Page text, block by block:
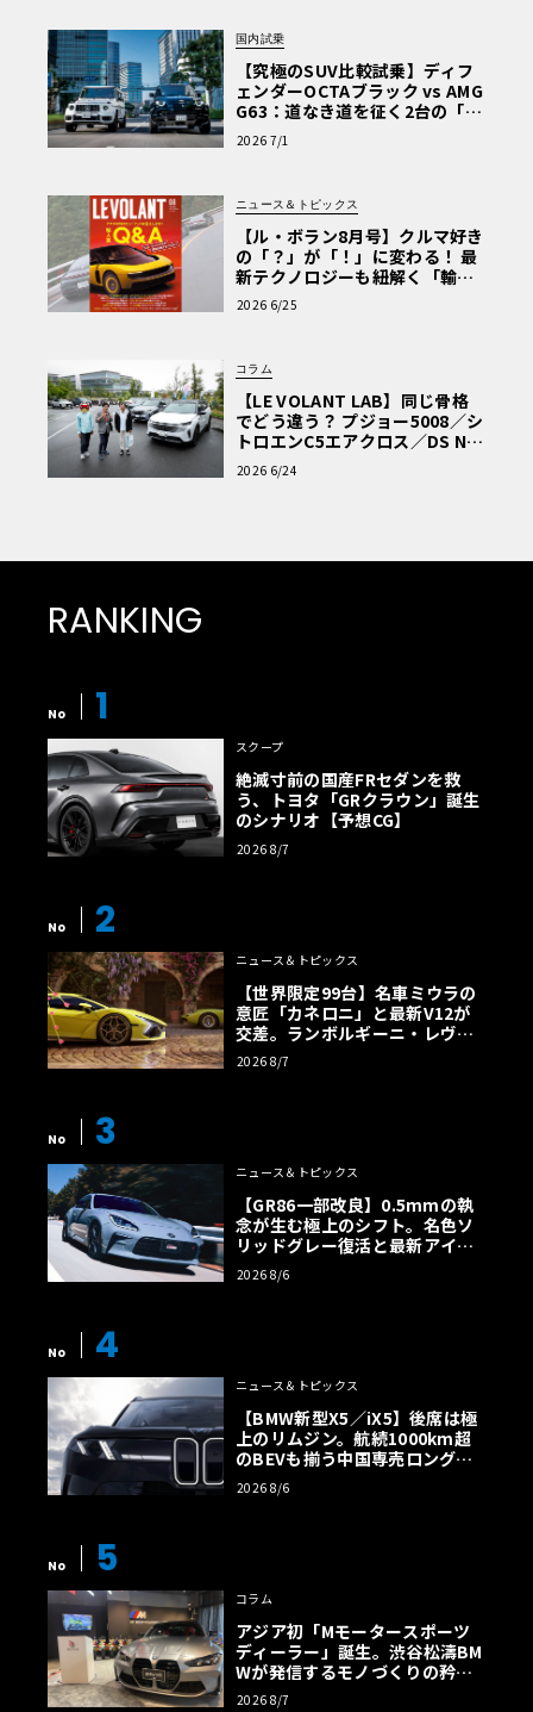
た。こちらはフィギュアやゴミ、カラスなどのパーツが付
属するという。価格、発売時期ともに未定。
いたのでご紹介しておこう。1/64ミニカーにピッタリのジ
ら、「カーポート」が登場予定とのことである。写真のキ
2025年4月発売予定。
国内試乗
【究極のSUV比較試乗】ディフ
ェンダーOCTAブラック vs AMG
G63：道なき道を征く2台の「対
極的アプローチ」
2026 7/1
ニュース＆トピックス
【ル・ボラン8月号】クルマ好き
の「？」が「！」に変わる！ 最
新テクノロジーも紐解く「輸入
車Q&A」
2026 6/25
コラム
【LE VOLANT LAB】同じ骨格
でどう違う？ プジョー5008／シ
トロエンC5エアクロス／DS Nº4
読者一気乗りレポート
2026 6/24
RANKING
No 1
スクープ
絶滅寸前の国産FRセダンを救
う、トヨタ「GRクラウン」誕生
のシナリオ【予想CG】
2026 8/7
No 2
ニュース＆トピックス
【世界限定99台】名車ミウラの
意匠「カネロニ」と最新V12が
交差。ランボルギーニ・レヴエ
ルトに60周年記念車が登場
2026 8/7
No 3
ニュース＆トピックス
【GR86一部改良】0.5mmの執
念が生む極上のシフト。名色ソ
リッドグレー復活と最新アイサ
イトでFRの極みへ
2026 8/6
No 4
ニュース＆トピックス
【BMW新型X5／iX5】後席は極
上のリムジン。航続1000km超
のBEVも揃う中国専売ロング仕
様の全貌
2026 8/6
No 5
コラム
アジア初「Mモータースポーツ
ディーラー」誕生。渋谷松濤BM
Wが発信するモノづくりの矜持
【木下隆之コラム】
2026 8/7